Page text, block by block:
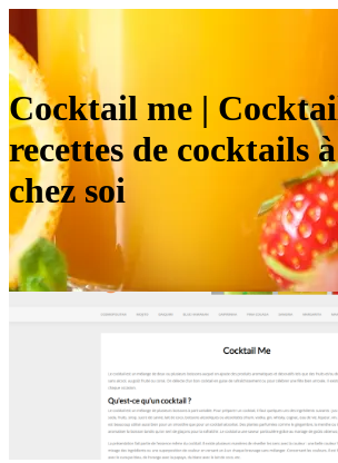
Cocktail me |
recettes de cocktails
chez soi